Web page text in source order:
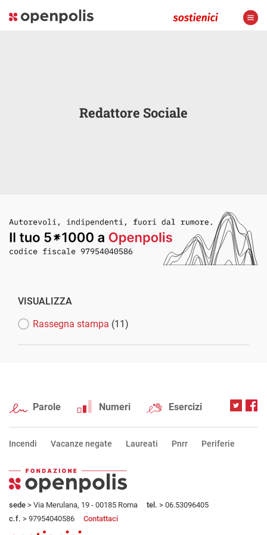
Redattore Sociale
VISUALIZZA
Rassegna stampa (11)
Parole Numeri Esercizi
Incendi Vacanze negate Laureati Pnrr Periferie
sede > Via Merulana, 19 - 00185 Roma tel. > 06.53096405
c.f. > 97954040586 Contattaci